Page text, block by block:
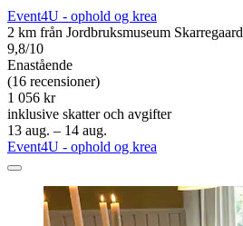
Event4U - ophold og krea
2 km från Jordbruksmuseum Skarregaard
9,8/10
Enastående
(16 recensioner)
1 056 kr
inklusive skatter och avgifter
13 aug. – 14 aug.
Event4U - ophold og krea